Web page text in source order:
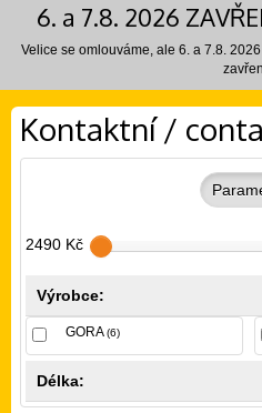
6. a 7.8. 2026
Velice se omlouváme, ale 6. a 7.8.
Kontaktní /
2490 Kč
Výrobce:
GORA(6)
Délka: